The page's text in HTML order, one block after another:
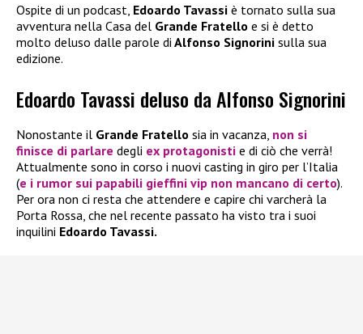
Ospite di un podcast, Edoardo Tavassi è tornato sulla sua
avventura nella Casa del Grande Fratello e si è detto
molto deluso dalle parole di Alfonso Signorini sulla sua
edizione.
Edoardo Tavassi deluso da Alfonso Signorini
Nonostante il Grande Fratello sia in vacanza, non si
finisce di parlare degli ex protagonisti e di ciò che verrà!
Attualmente sono in corso i nuovi casting in giro per l’Italia
(e i rumor sui papabili gieffini vip non mancano di certo).
Per ora non ci resta che attendere e capire chi varcherà la
Porta Rossa, che nel recente passato ha visto tra i suoi
inquilini Edoardo Tavassi.